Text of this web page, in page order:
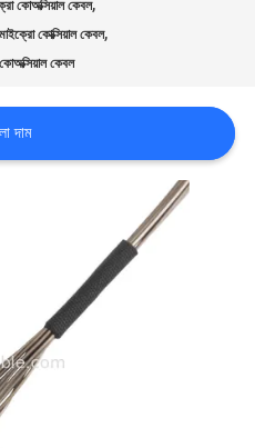
কোঅক্সিয়াল কেবল
কোক্সিয়াল কেবল,
কেবল
দাম